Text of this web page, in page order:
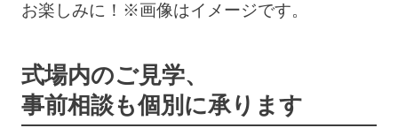
お楽しみに！※画像はイメージです。
式場内のご見学、
事前相談も個別に承ります